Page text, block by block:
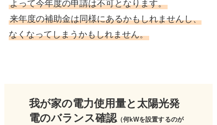
よって今年度の申請は不可となります。
来年度の補助金は同様にあるかもしれませんし、
なくなってしまうかもしれません。
我が家の電力使用量と太陽光発
電のバランス確認（何kWを設置するのが